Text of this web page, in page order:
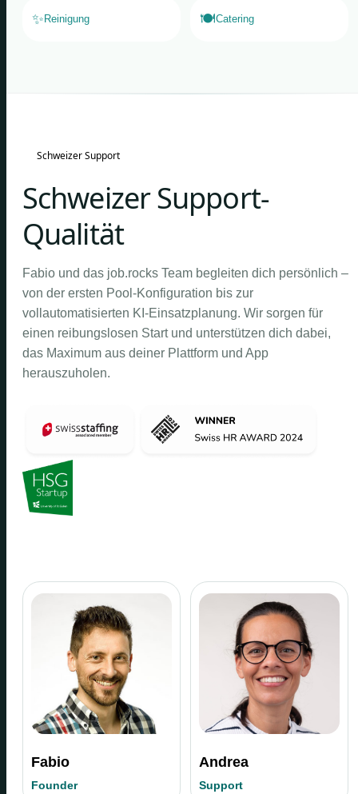
✨ Reinigung 🍽️Catering
Schweizer Support
Schweizer Support-
Qualität
Fabio und das job.rocks Team begleiten dich persönlich –
von der ersten Pool-Konfiguration bis zur
vollautomatisierten KI-Einsatzplanung. Wir sorgen für
einen reibungslosen Start und unterstützen dich dabei,
das Maximum aus deiner Plattform und App
herauszuholen.
Fabio
Founder
Andrea
Support